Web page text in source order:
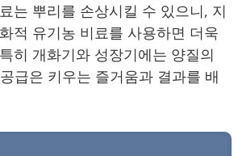
는 뿌리를 손상시킬 수 있으니, 지
적 유기농 비료를 사용하면 더욱
히 개화기와 성장기에는 양질의
급은 키우는 즐거움과 결과를 배